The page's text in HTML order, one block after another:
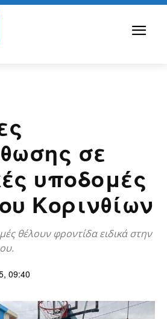
σε
υποδομές
Κορινθίων
θέλουν φροντίδα ειδικά στην
09:40